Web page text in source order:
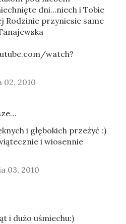
dni...niech i Tobie
Rodzinie przyniesie same
watch?
02, 2010
i głębokich przeżyć :)
i wiosennie
03, 2010
i dużo uśmiechu:)